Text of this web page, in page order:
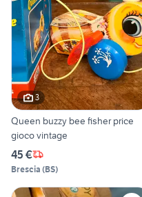
3
Queen buzzy bee fisher price
gioco vintage
45 €
Brescia (BS)